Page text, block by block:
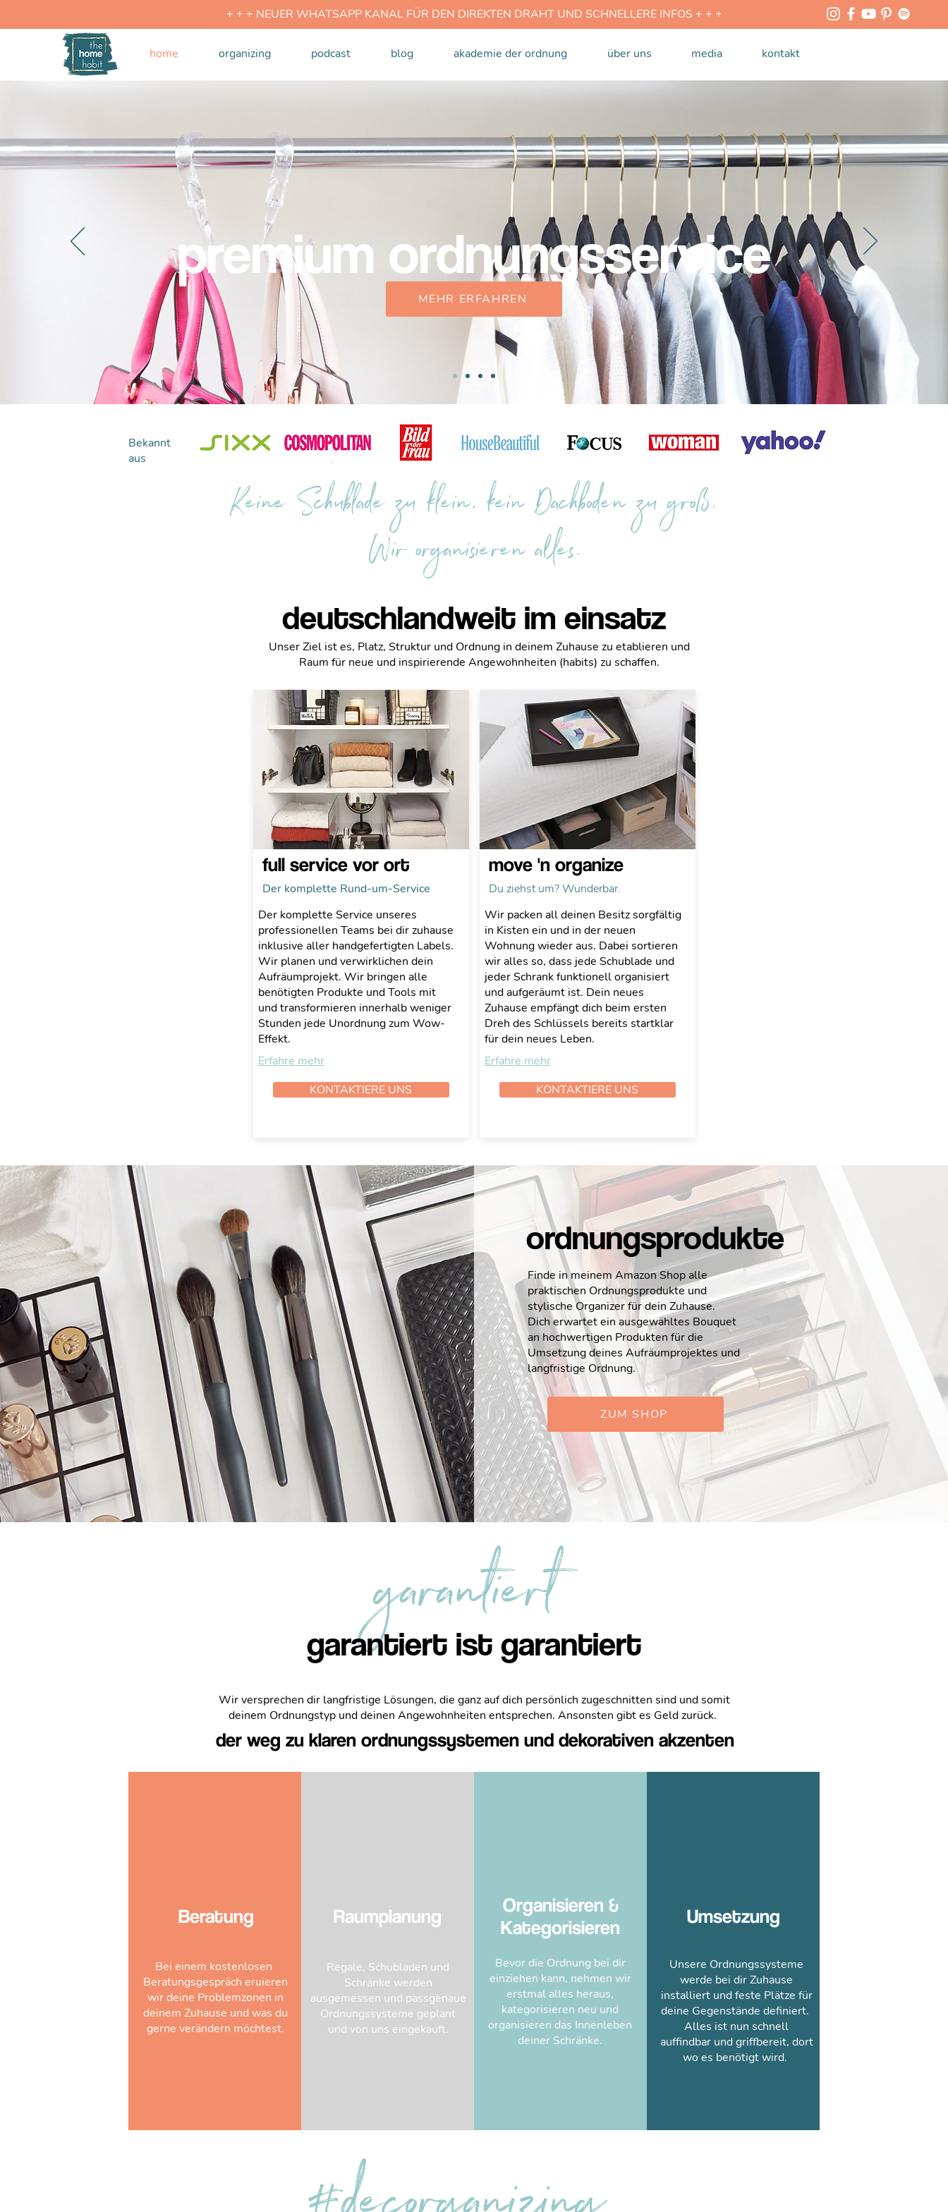
+ + + NEUER WHATSAPP KANAL FÜR DEN DIREKTEN DRAHT UND SCHNELLERE INFOS + + +
home organizing podcast blog akademie der ordnung über uns media kontakt
premium ordnungsservice
MEHR ERFAHREN
Bekannt
aus
Keine Schublade zu klein, kein Dachboden zu groß.
Wir organisieren alles.
deutschlandweit im einsatz
Unser Ziel ist es, Platz, Struktur und Ordnung in deinem Zuhause zu etablieren und
Raum für neue und inspirierende Angewohnheiten (habits) zu schaffen.
full service vor ort
Der komplette Rund-um-Service
Der komplette Service unseres
professionellen Teams bei dir zuhause
inklusive aller handgefertigten Labels.
Wir planen und verwirklichen dein
Aufräumprojekt. Wir bringen alle
benötigten Produkte und Tools mit
und transformieren innerhalb weniger
Stunden jede Unordnung zum Wow-
Effekt.
Erfahre mehr
KONTAKTIERE UNS
move 'n organize
Du ziehst um? Wunderbar.
Wir packen all deinen Besitz sorgfältig
in Kisten ein und in der neuen
Wohnung wieder aus. Dabei sortieren
wir alles so, dass jede Schublade und
jeder Schrank funktionell organisiert
und aufgeräumt ist. Dein neues
Zuhause empfängt dich beim ersten
Dreh des Schlüssels bereits startklar
für dein neues Leben.
Erfahre mehr
KONTAKTIERE UNS
ordnungsprodukte
Finde in meinem Amazon Shop alle
praktischen Ordnungsprodukte und
stylische Organizer für dein Zuhause.
Dich erwartet ein ausgewähltes Bouquet
an hochwertigen Produkten für die
Umsetzung deines Aufräumprojektes und
langfristige Ordnung.
ZUM SHOP
garantiert
garantiert ist garantiert
Wir versprechen dir langfristige Lösungen, die ganz auf dich persönlich zugeschnitten sind und somit
deinem Ordnungstyp und deinen Angewohnheiten entsprechen. Ansonsten gibt es Geld zurück.
der weg zu klaren ordnungssystemen und dekorativen akzenten
Beratung
Bei einem kostenlosen
Beratungsgespräch eruieren
wir deine Problemzonen in
deinem Zuhause und was du
gerne verändern möchtest.
Raumplanung
Regale, Schubladen und
Schränke werden
ausgemessen und passgenaue
Ordnungssysteme geplant
und von uns eingekauft.
Organisieren &
Kategorisieren
Bevor die Ordnung bei dir
einziehen kann, nehmen wir
erstmal alles heraus,
kategorisieren neu und
organisieren das Innenleben
deiner Schränke.
Umsetzung
Unsere Ordnungssysteme
werde bei dir Zuhause
installiert und feste Plätze für
deine Gegenstände definiert.
Alles ist nun schnell
auffindbar und griffbereit, dort
wo es benötigt wird.